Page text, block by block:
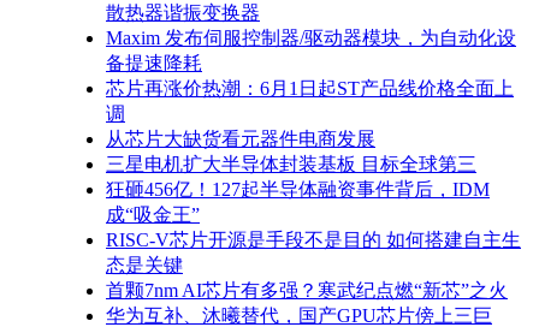
散热器谐振变换器
Maxim 发布伺服控制器/驱动器模块，为自动化设
备提速降耗
芯片再涨价热潮：6月1日起ST产品线价格全面上
调
从芯片大缺货看元器件电商发展
三星电机扩大半导体封装基板 目标全球第三
狂砸456亿！127起半导体融资事件背后，IDM
成“吸金王”
RISC-V芯片开源是手段不是目的 如何搭建自主生
态是关键
首颗7nm AI芯片有多强？寒武纪点燃“新芯”之火
华为互补、沐曦替代，国产GPU芯片傍上三巨